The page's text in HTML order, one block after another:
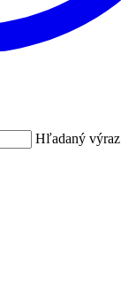
Hľadaný výraz